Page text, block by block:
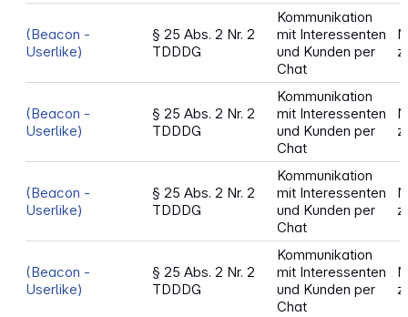
(Beacon -
Userlike)
§ 25 Abs. 2 Nr. 2
TDDDG
Kommunikation
mit Interessenten
und Kunden per
Chat
(Beacon -
Userlike)
§ 25 Abs. 2 Nr. 2
TDDDG
Kommunikation
mit Interessenten
und Kunden per
Chat
(Beacon -
Userlike)
§ 25 Abs. 2 Nr. 2
TDDDG
Kommunikation
mit Interessenten
und Kunden per
Chat
(Beacon -
Userlike)
§ 25 Abs. 2 Nr. 2
TDDDG
Kommunikation
mit Interessenten
und Kunden per
Chat